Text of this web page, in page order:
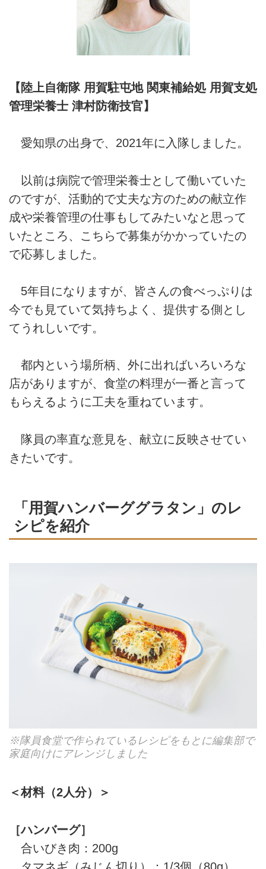
【陸上自衛隊 用賀駐屯地 関東補給処 用賀支処
管理栄養士 津村防衛技官】
愛知県の出身で、2021年に入隊しました。
以前は病院で管理栄養士として働いていた
のですが、活動的で丈夫な方のための献立作
成や栄養管理の仕事もしてみたいなと思って
いたところ、こちらで募集がかかっていたの
で応募しました。
5年目になりますが、皆さんの食べっぷりは
今でも見ていて気持ちよく、提供する側とし
てうれしいです。
都内という場所柄、外に出ればいろいろな
店がありますが、食堂の料理が一番と言って
もらえるように工夫を重ねています。
隊員の率直な意見を、献立に反映させてい
きたいです。
「用賀ハンバーググラタン」のレ
シピを紹介
※隊員食堂で作られているレシピをもとに編集部で
家庭向けにアレンジしました
＜材料（2人分）＞
［ハンバーグ］
合いびき肉：200g